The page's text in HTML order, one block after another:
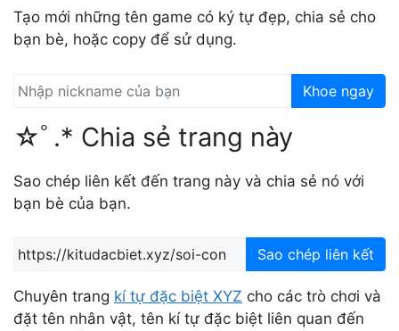
Tạo mới những tên game có ký tự đẹp, chia sẻ cho
bạn bè, hoặc copy để sử dụng.
Khoe ngay
☆ﾟ.* Chia sẻ trang này
Sao chép liên kết đến trang này và chia sẻ nó với
bạn bè của bạn.
Sao chép liên kết
Chuyên trang kí tự đặc biệt XYZ cho các trò chơi và
đặt tên nhân vật, tên kí tự đặc biệt liên quan đến